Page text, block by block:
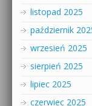
listopad 2025
październik
wrzesień 2025
sierpień 2025
lipiec 2025
czerwiec 2025